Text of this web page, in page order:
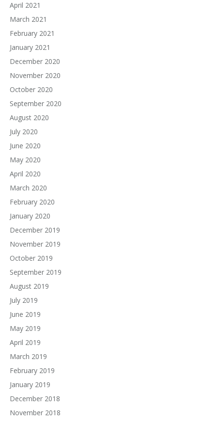
April 2021
March 2021
February 2021
January 2021
December 2020
November 2020
October 2020
September 2020
August 2020
July 2020
June 2020
May 2020
April 2020
March 2020
February 2020
January 2020
December 2019
November 2019
October 2019
September 2019
August 2019
July 2019
June 2019
May 2019
April 2019
March 2019
February 2019
January 2019
December 2018
November 2018